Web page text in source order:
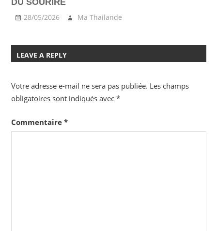
DU SOURIRE
28/05/2026 Ma Thailande
LEAVE A REPLY
Votre adresse e-mail ne sera pas publiée. Les champs
obligatoires sont indiqués avec *
Commentaire *